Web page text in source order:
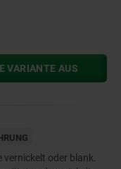
VARIANTE AUS
vernickelt oder blank.